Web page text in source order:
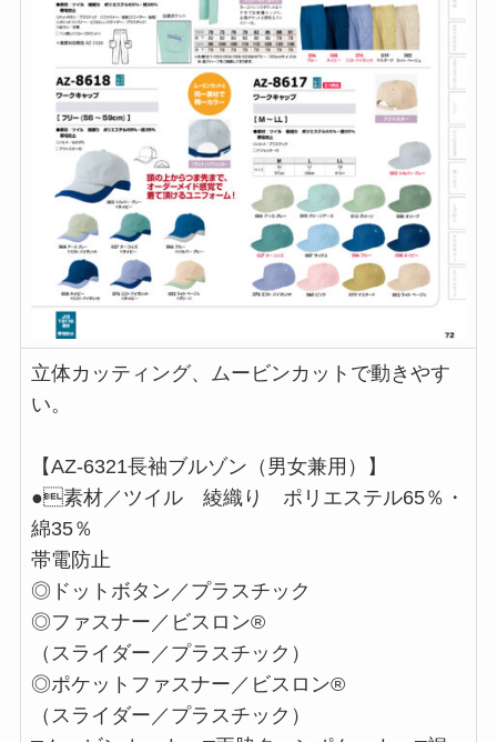
立体カッティング、ムービンカットで動きやす
い。
【AZ-6321長袖ブルゾン（男女兼用）】
●素材／ツイル 綾織り ポリエステル65％・
綿35％
帯電防止
◎ドットボタン／プラスチック
◎ファスナー／ビスロン®
（スライダー／プラスチック）
◎ポケットファスナー／ビスロン®
（スライダー／プラスチック）